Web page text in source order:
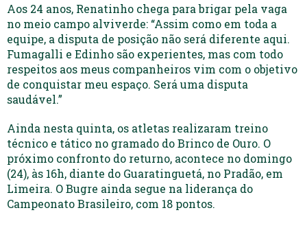
Aos 24 anos, Renatinho chega para brigar pela vaga
no meio campo alviverde: “Assim como em toda a
equipe, a disputa de posição não será diferente aqui.
Fumagalli e Edinho são experientes, mas com todo
respeitos aos meus companheiros vim com o objetivo
de conquistar meu espaço. Será uma disputa
saudável.”
Ainda nesta quinta, os atletas realizaram treino
técnico e tático no gramado do Brinco de Ouro. O
próximo confronto do returno, acontece no domingo
(24), às 16h, diante do Guaratinguetá, no Pradão, em
Limeira. O Bugre ainda segue na liderança do
Campeonato Brasileiro, com 18 pontos.